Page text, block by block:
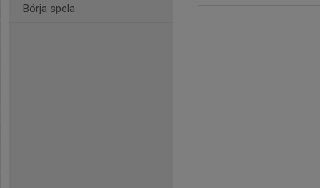
Börja spela